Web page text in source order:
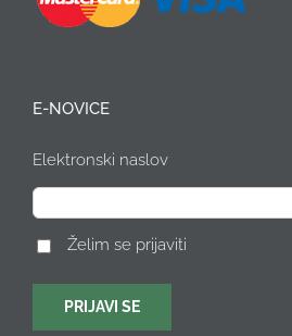
E-NOVICE
Elektronski naslov
Želim se prijaviti